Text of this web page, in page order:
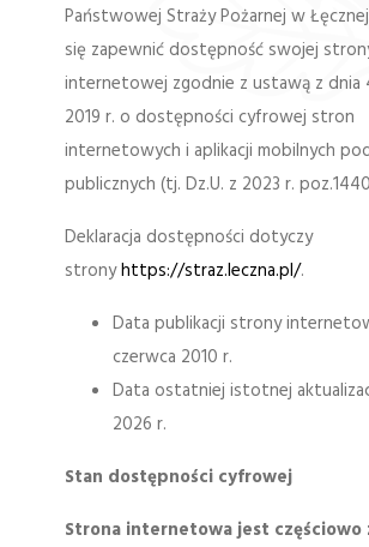
Państwowej Straży Pożarnej w
się zapewnić dostępność swojej
internetowej zgodnie z ustawą z dnia
2019 r. o dostępności cyfrowej stron
internetowych i aplikacji mobilnych
publicznych (tj. Dz.U. z 2023 r.
Deklaracja dostępności dotyczy
stronyhttps://straz.leczna.pl/.
Data publikacji strony
czerwca 2010 r.
Data ostatniej istotnej
2026 r.
Stan dostępności cyfrowej
Strona internetowa jest częściowo